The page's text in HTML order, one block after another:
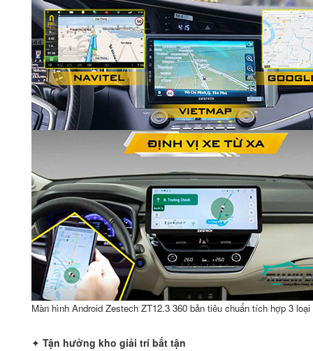
Màn hình Android Zestech ZT12.3 360 bản tiêu chuẩn tích hợp 3 loại
✦ Tận hưởng kho giải trí bất tận